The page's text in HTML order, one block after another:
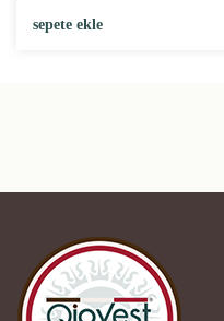
sepete ekle